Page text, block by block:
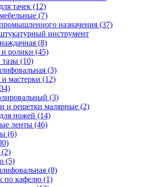
тачек (12)
(7)
назначения (37)
инструмент
(8)
ролики (45)
тазы (10)
(3)
мастерки (12)
(3)
и решетки малярные (2)
ножей (14)
ленты (46)
(6)
(2)
(5)
(8)
по кафелю (1)